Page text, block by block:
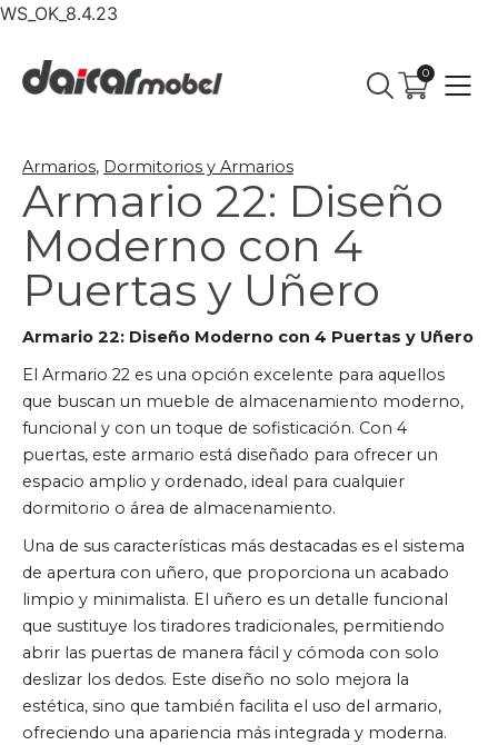
WS_OK_8.4.23
0
Armarios, Dormitorios y Armarios
Armario 22: Diseño
Moderno con 4
Puertas y Uñero
Armario 22: Diseño Moderno con 4 Puertas y Uñero
El Armario 22 es una opción excelente para aquellos
que buscan un mueble de almacenamiento moderno,
funcional y con un toque de sofisticación. Con 4
puertas, este armario está diseñado para ofrecer un
espacio amplio y ordenado, ideal para cualquier
dormitorio o área de almacenamiento.
Una de sus características más destacadas es el sistema
de apertura con uñero, que proporciona un acabado
limpio y minimalista. El uñero es un detalle funcional
que sustituye los tiradores tradicionales, permitiendo
abrir las puertas de manera fácil y cómoda con solo
deslizar los dedos. Este diseño no solo mejora la
estética, sino que también facilita el uso del armario,
ofreciendo una apariencia más integrada y moderna.